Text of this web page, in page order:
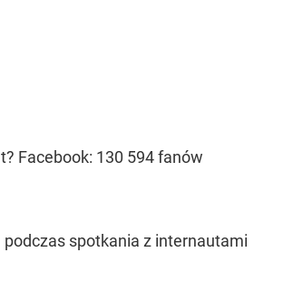
Facebook: 130 594 fanów
spotkania z internautami